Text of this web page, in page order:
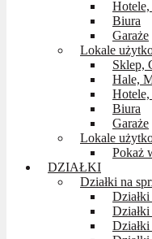
Hotele,
Biura
Garaże
Lokale
Sklep,
Hale,
Hotele,
Biura
Garaże
Lokale
Pokaż
DZIAŁKI
Działki na